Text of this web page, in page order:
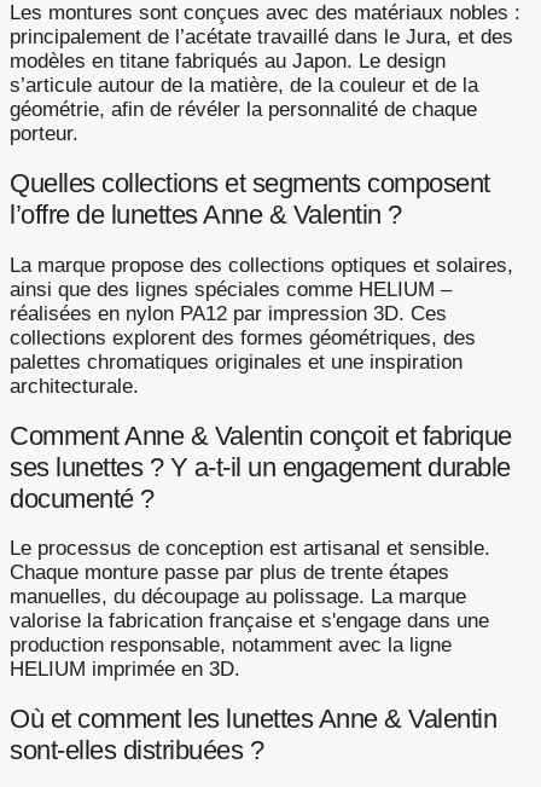
Les montures sont conçues avec des matériaux nobles :
principalement de l’acétate travaillé dans le Jura, et des
modèles en titane fabriqués au Japon. Le design
s’articule autour de la matière, de la couleur et de la
géométrie, afin de révéler la personnalité de chaque
porteur.
Quelles collections et segments composent
l’offre de lunettes Anne & Valentin ?
La marque propose des collections optiques et solaires,
ainsi que des lignes spéciales comme HELIUM –
réalisées en nylon PA12 par impression 3D. Ces
collections explorent des formes géométriques, des
palettes chromatiques originales et une inspiration
architecturale.
Comment Anne & Valentin conçoit et fabrique
ses lunettes ? Y a-t-il un engagement durable
documenté ?
Le processus de conception est artisanal et sensible.
Chaque monture passe par plus de trente étapes
manuelles, du découpage au polissage. La marque
valorise la fabrication française et s'engage dans une
production responsable, notamment avec la ligne
HELIUM imprimée en 3D.
Où et comment les lunettes Anne & Valentin
sont-elles distribuées ?